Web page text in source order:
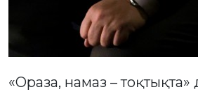
«Ораза, намаз – тоқтықта»